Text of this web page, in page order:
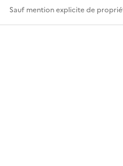
Sauf mention explicite de